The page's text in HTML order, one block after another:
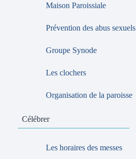
Maison Paroissiale
Prévention des abus sexuels
Groupe Synode
Les clochers
Organisation de la paroisse
Célébrer
Les horaires des messes